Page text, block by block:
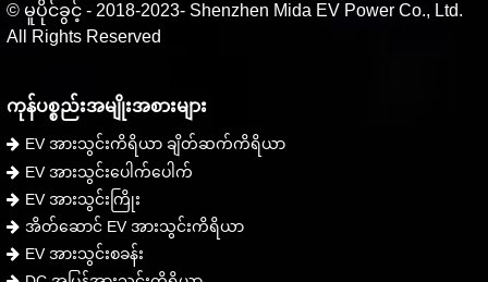
© မူပိုင်ခွင့် - 2018-2023- Shenzhen Mida EV Power Co., Ltd.
All Rights Reserved
ကုန်ပစ္စည်းအမျိုးအစားများ
EV အားသွင်းကိရိယာ ချိတ်ဆက်ကိရိယာ
EV အားသွင်းပေါက်ပေါက်
EV အားသွင်းကြိုး
အိတ်ဆောင် EV အားသွင်းကိရိယာ
EV အားသွင်းစခန်း